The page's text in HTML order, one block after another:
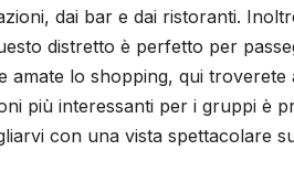
dai bar e dai ristoranti.
distretto è perfetto per
amate lo shopping, qui
più interessanti per i gruppi è
con una vista spettacolare